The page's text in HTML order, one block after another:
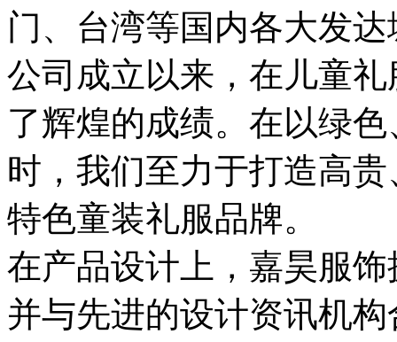
门、台湾等国内各大发
公司成立以来，在儿童
了辉煌的成绩。在以绿
时，我们至力于打造高
特色童装礼服品牌。
在产品设计上，嘉昊服
并与先进的设计资讯机